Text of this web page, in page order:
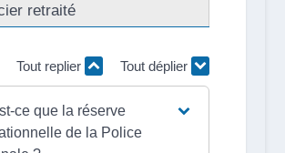
retraité
Tout replier Tout déplier
ce que la réserve
de la Police